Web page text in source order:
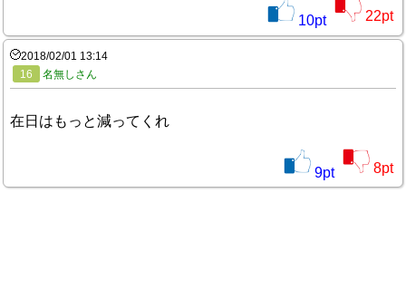
10pt 22pt
2018/02/01 13:14
16
名無しさん
在日はもっと減ってくれ
9pt 8pt